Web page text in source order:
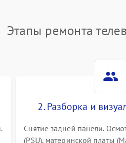
Этапы ремонта
2. Разборка и
Снятие задней панели.
(PSU), материнской платы